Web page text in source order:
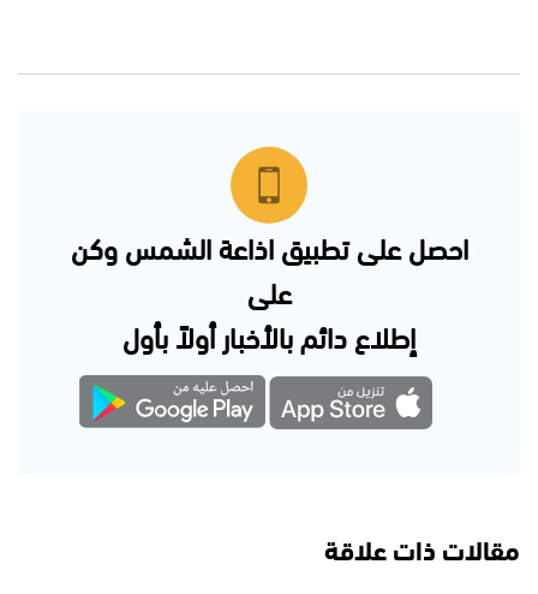
احصل على تطبيق اذاعة الشمس وكن
على
إطلاع دائم بالأخبار أولاً بأول
مقالات ذات علاقة